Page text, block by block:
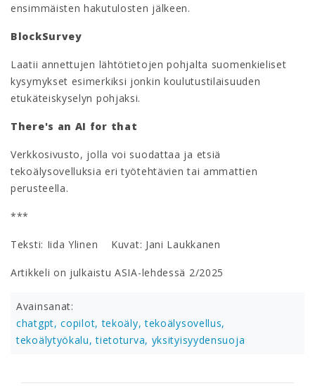
ensimmäisten hakutulosten jälkeen.
BlockSurvey
Laatii annettujen lähtötietojen pohjalta suomenkieliset
kysymykset esimerkiksi jonkin koulutustilaisuuden
etukäteiskyselyn pohjaksi.
There's an AI for that
Verkkosivusto, jolla voi suodattaa ja etsiä
tekoälysovelluksia eri työtehtävien tai ammattien
perusteella.
***
Teksti: Iida Ylinen Kuvat: Jani Laukkanen
Artikkeli on julkaistu ASIA-lehdessä 2/2025
Avainsanat:
chatgpt,copilot,tekoäly,tekoälysovellus,
tekoälytyökalu,tietoturva, yksityisyydensuoja